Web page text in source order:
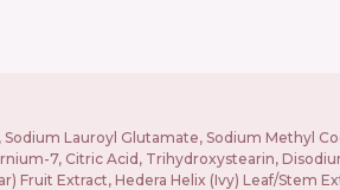
Lauroyl Glutamate, Sodium Methyl
7, Citric Acid, Trihydroxystearin,
Fruit Extract, Hedera Helix (Ivy) Leaf/Stem